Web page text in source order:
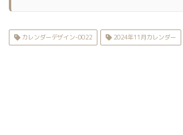
カレンダーデザイン-0022 2024年11月カレンダー